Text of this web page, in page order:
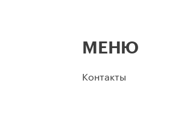
МЕНЮ
Контакты